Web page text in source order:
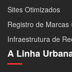
Sites Otimizados
Registro de Marcas
Infraestrutura de
A Linha